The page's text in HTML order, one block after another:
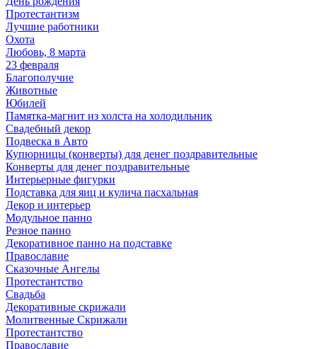
Протестантизм
Лучшие работники
Охота
Любовь, 8 марта
23 февраля
Благополучие
Животные
Юбилей
Памятка-магнит из холста на холодильник
Свадебный декор
Подвеска в Авто
Купюрницы (конверты) для денег поздравительные
Конверты для денег поздравительные
Интерьерные фигурки
Подставка для яиц и кулича пасхальная
Декор и интерьер
Модульное панно
Резное панно
Декоративное панно на подставке
Православие
Сказочные Ангелы
Протестантство
Свадьба
Декоративные скрижали
Молитвенные Скрижали
Протестантство
Православие